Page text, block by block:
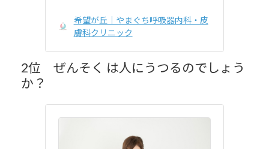
希望が丘｜やまぐち呼吸器内科・皮
膚科クリニック
2位 ぜんそく は人にうつるのでしょう
か？